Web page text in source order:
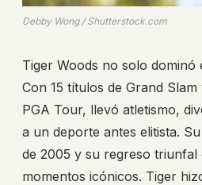
Debby Wong / Shutterstock.com
Tiger Woods no solo
Con 15 títulos de Grand
PGA Tour, llevó atletismo,
a un deporte antes elitista.
de 2005 y su regreso triunfal
momentos icónicos. Tiger